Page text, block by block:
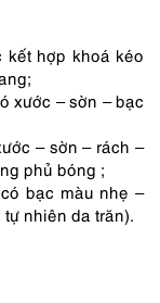
kết hợp khoá kéo
xước – sờn – bạc
– sờn – rách –
phủ bóng ;
bạc màu nhẹ –
nhiên da trăn).